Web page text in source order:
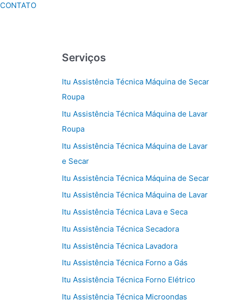
CONTATO
Serviços
Itu Assistência Técnica Máquina de Secar
Roupa
Itu Assistência Técnica Máquina de Lavar
Roupa
Itu Assistência Técnica Máquina de Lavar
e Secar
Itu Assistência Técnica Máquina de Secar
Itu Assistência Técnica Máquina de Lavar
Itu Assistência Técnica Lava e Seca
Itu Assistência Técnica Secadora
Itu Assistência Técnica Lavadora
Itu Assistência Técnica Forno a Gás
Itu Assistência Técnica Forno Elétrico
Itu Assistência Técnica Microondas